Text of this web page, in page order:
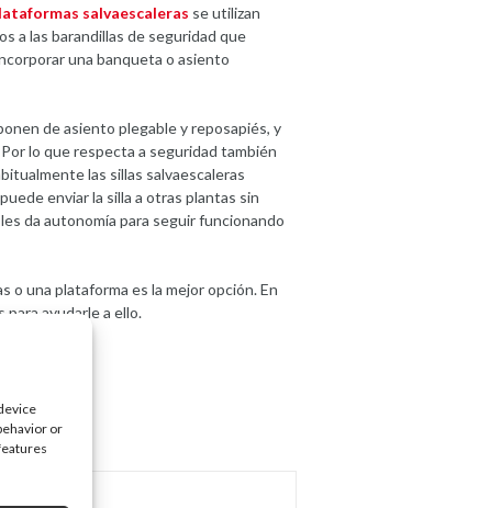
or
salvaescaleras se utilizan
a las barandillas de seguridad que
una banqueta o asiento
de asiento plegable y reposapiés, y
lo que respecta a seguridad también
las sillas salvaescaleras
enviar la silla a otras plantas sin
da autonomía para seguir funcionando
o una plataforma es la mejor opción. En
ayudarle a ello.